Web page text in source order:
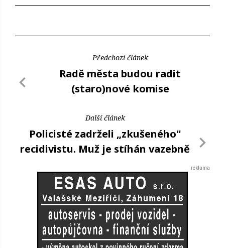
Předchozí článek
Radě města budou radit
(staro)nové komise
Další článek
Policisté zadrželi „zkušeného"
recidivistu. Muž je stíhán vazebně